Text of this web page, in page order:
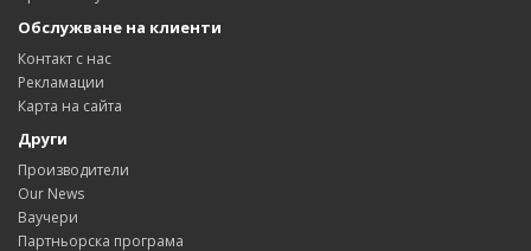
Обслужване на клиенти
Контакт с нас
Рекламации
Карта на сайта
Други
Производители
Our News
Ваучери
Партньорска програма